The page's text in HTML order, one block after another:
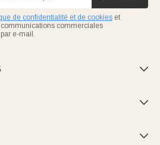
de confidentialité et de cookies et
communications commerciales
e-mail.


